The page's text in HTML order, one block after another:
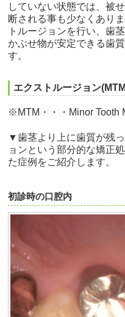
していない状態では、被
断される事も少なくあり
トルージョンを行い、歯
かぶせ物が安定できる歯
す。
エクストルージョン
※MTM・・・ Minor Tooth
▼歯茎より上に歯質が残
ョンという部分的な矯正
た症例をご紹介します。
初診時の口腔内